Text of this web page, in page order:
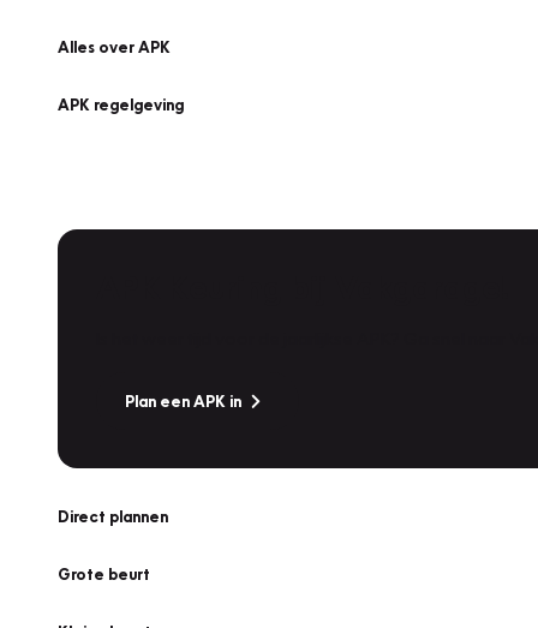
Alles over APK
APK regelgeving
Plan een APK in
Direct plannen
Grote beurt